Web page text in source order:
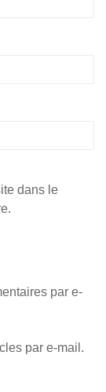
dans le
par e-
par e-mail.